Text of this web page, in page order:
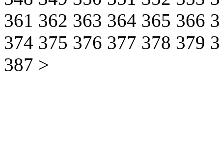
361 362 363 364 365 366
374 375 376 377 378 379
387 >